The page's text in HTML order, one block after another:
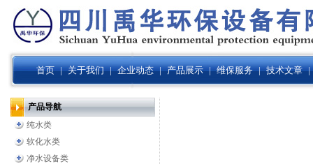
首页 | 关于我们 | 企业动态 | 产品展示 | 维保服务 | 技术文章 |
产品导航
纯水类
软化水类
净水设备类